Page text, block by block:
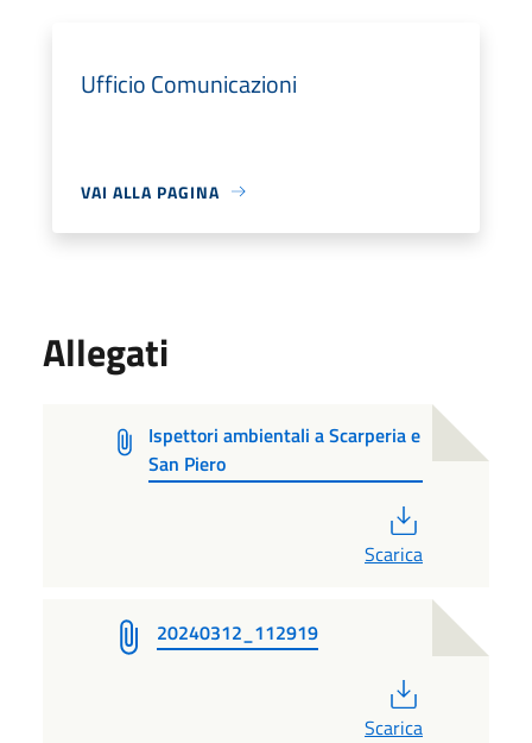
Ufficio Comunicazioni
VAI ALLA PAGINA
Allegati
Ispettori ambientali a Scarperia e
San Piero
Scarica
20240312_112919
Scarica